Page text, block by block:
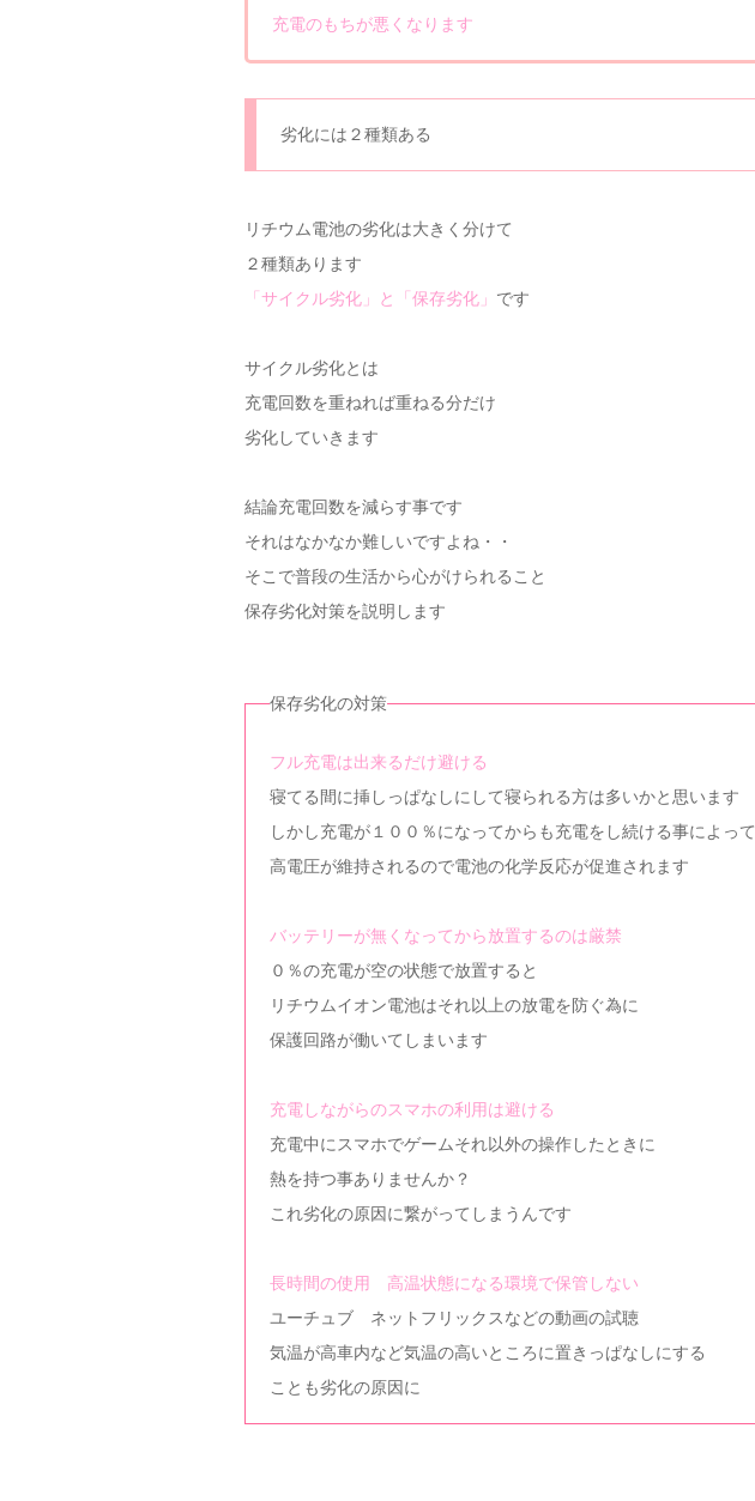
充電のもちが悪くなります
劣化には２種類ある
リチウム電池の劣化は大きく分けて
２種類あります
「サイクル劣化」と「保存劣化」 です
サイクル劣化とは
充電回数を重ねれば重ねる分だけ
劣化していきます
結論充電回数を減らす事です
それはなかなか難しいですよね・・
そこで普段の生活から心がけられること
保存劣化対策を説明します
保存劣化の対策
フル充電は出来るだけ避ける
寝てる間に挿しっぱなしにして寝られる方は多いかと思います
しかし充電が１００％になってからも充電をし続ける事によって
高電圧が維持されるので電池の化学反応が促進されます
バッテリーが無くなってから放置するのは厳禁
０％の充電が空の状態で放置すると
リチウムイオン電池はそれ以上の放電を防ぐ為に
保護回路が働いてしまいます
充電しながらのスマホの利用は避ける
充電中にスマホでゲームそれ以外の操作したときに
熱を持つ事ありませんか？
これ劣化の原因に繋がってしまうんです
長時間の使用 高温状態になる環境で保管しない
ユーチュブ ネットフリックスなどの動画の試聴
気温が高車内など気温の高いところに置きっぱなしにする
ことも劣化の原因に